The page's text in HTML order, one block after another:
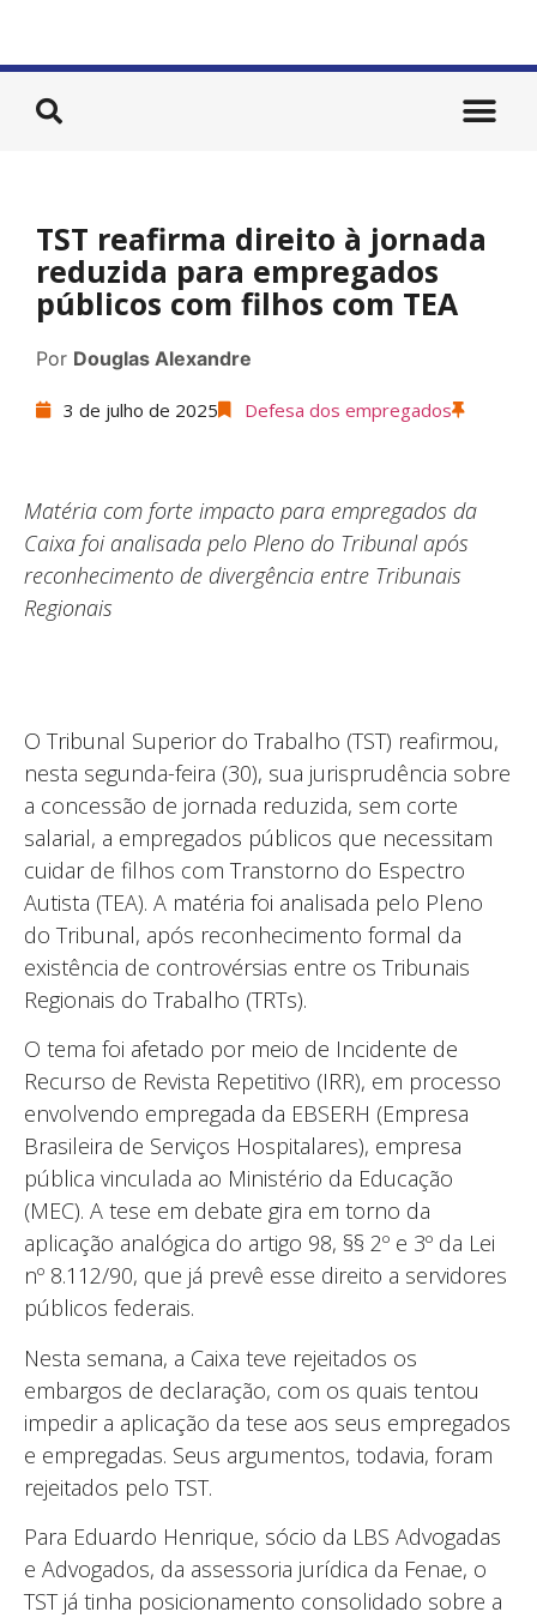
TST reafirma direito à jornada
reduzida para empregados
públicos com filhos com TEA
Por Douglas Alexandre
3 de julho de 2025 Defesa dos empregados
Matéria com forte impacto para empregados da
Caixa foi analisada pelo Pleno do Tribunal após
reconhecimento de divergência entre Tribunais
Regionais
O Tribunal Superior do Trabalho (TST) reafirmou,
nesta segunda-feira (30), sua jurisprudência sobre
a concessão de jornada reduzida, sem corte
salarial, a empregados públicos que necessitam
cuidar de filhos com Transtorno do Espectro
Autista (TEA). A matéria foi analisada pelo Pleno
do Tribunal, após reconhecimento formal da
existência de controvérsias entre os Tribunais
Regionais do Trabalho (TRTs).
O tema foi afetado por meio de Incidente de
Recurso de Revista Repetitivo (IRR), em processo
envolvendo empregada da EBSERH (Empresa
Brasileira de Serviços Hospitalares), empresa
pública vinculada ao Ministério da Educação
(MEC). A tese em debate gira em torno da
aplicação analógica do artigo 98, §§ 2º e 3º da Lei
nº 8.112/90, que já prevê esse direito a servidores
públicos federais.
Nesta semana, a Caixa teve rejeitados os
embargos de declaração, com os quais tentou
impedir a aplicação da tese aos seus empregados
e empregadas. Seus argumentos, todavia, foram
rejeitados pelo TST.
Para Eduardo Henrique, sócio da LBS Advogadas
e Advogados, da assessoria jurídica da Fenae, o
TST já tinha posicionamento consolidado sobre a